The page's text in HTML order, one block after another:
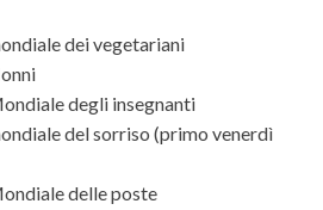
dei vegetariani
degli insegnanti
del sorriso (primo venerdì
delle poste